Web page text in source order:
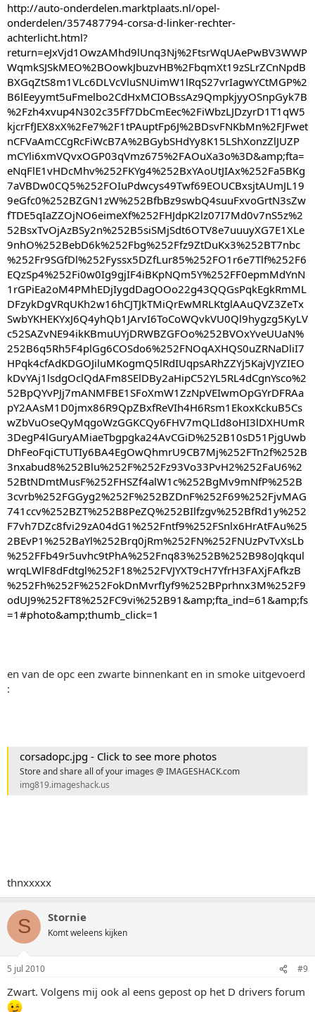
http://auto-onderdelen.marktplaats.nl/opel-
onderdelen/357487794-corsa-d-linker-rechter-
achterlicht.html?
return=eJxVjd1OwzAMhd9lUnq3Nj%2FtsrWqUAePwBV3WWP
WqmkSJSkMEO%2BOowkJbuzvHB%2FbqmXt19zSLrZCnNpdB
BXGqZtS8m1VLc6DLVcVluSNUimW1lRqS27vrIagwYCtMGP%2
B6lEeyymt5uFmelbo2CdHxMCIOBssAz9QmpkjyyOSnpGyk7B
%2Fzh4xvup4N302c35Ff7DbCmEec%2FiWbzLJDzyrD1T1qW5
kjcrFfJEX8xX%2Fe7%2F1tPAuptFp6J%2BDsvFNKbMn%2FJFwet
nCFVaAmCCgRcFiWcB7A%2BGybSHdYy8K15LShXonzZlJUZP
mCYli6xmVQvxOGP03qVmz675%2FAOuXa3o%3D&amp;fta=
eNqFlE1vHDcMhv%252FKYg4%252BxYAoUtJIAx%252Fa5BKg
7aVBDw0CQ5%252FOIuPdwcys49Twf69EOUCBxsjtAUmJL19
9eGfc0%252BZGN1zW%252BfbBz9swbQ4suuFxvoGrtN3sZw
fTDE5qIaZZOjNO6eimeXf%252FHJdpK2lz07I7Md0v7nS5z%2
52BsxTvOjAzBSy2n%252B5siSMjSdt6OTV8e7uuuyXG7E1XLe
9nhO%252BebD6k%252Fbg%252Ffz9ZtDuKx3%252BT7nbc
%252Fr9SGfDl%252Fyssx5DZfLur85%252FO1r6e7Tlf%252F6
EQzSp4%252Fi0w0Ig9gjIF4iBKpNQm5Y%252FF0epmMdYnN
1rGPiEa2oM4PMhEDjIygdDagOOo22g43QQGsPqkEgkRmML
DFzykDgVRqUKh2w16hCJTJkTMiQrEwMRLKtglAAuQVZ3ZeTx
SwbYKHEKYxJ6Q4yhQb1JArvI6ToCoWQvkVU0Ql9hygzg5KyLV
c52SAZvNE94ikKBmuUYjDRWBZGFOo%252BVOxYveUUaN%
252B6q5Rh5F4plGg6COSdo6%252FNOqAXHQS0uZRNaDliI7
HPqk4cfAdKDGOJiluMKogmQ5lRdIUqpsARhZZYj5KajVJYZIEO
kDvYAj1lsdgOclQdAFm8SElDBy2aHipC52YL5RL4dCgnYsco%2
52BpQYvPJj7mANMFBE1SFoXmW1ZzNpVEIwmOpGYrDFRAa
pY2AAsM1D0jmx86R9QpZBxfReVIh4H6Rsm1EkoxKckuB5Cs
wZbVuOseQyMqgoWzGGKCQy6FHV7mQLId8oHI3lDXHUmR
3DegP4lGuryAMiaeTbgpgka24AvCGiD%252B10sD51PjgUwb
DhFeoFqiCTUTIy6BA4EgOwQhmrU9CB7Mj%252FTn2f%252B
3nxabud8%252Blu%252F%252Fz93Vo33PvH2%252FaU6%2
52BtNDmtMusF%252FHSZf4alW1c%252BgMv9mNfP%252B
3cvrb%252FGGyg2%252F%252BZDnF%252F69%252FjvMAG
741ccv%252BZT%252B8PeZQ%252BIlfzgv%252BfRd1y%252
F7vh7DZc8fvi29zA04dG1%252Fntf9%252FSnlx6HrAtFAu%25
2BEvP1%252BaYl%252Brq0jRm%252FN%252FNUzPvTvXsLb
%252FFb49r5uvhc9tPhA%252Fnq83%252B%252B98oJqkqul
wrqLWlF8dFdtgl%252F18%252FVJYXT9cH7YfrH3FAXjFAfkzB
%252Fh%252F%252FokDnMvrfIyf9%252BPprhnx3M%252F9
odUJ9%252FT8%252FC9vi%252B91&amp;fta_ind=61&amp;fs
=1#photo&amp;thumb_click=1
en van de opc een zwarte binnenkant en in smoke uitgevoerd
:
corsadopc.jpg - Click to see more photos
Store and share all of your images @ IMAGESHACK.com
img819.imageshack.us
thnxxxxx
S Stornie
Komt weleens kijken
5 jul 2010 #9
Zwart. Volgens mij ook al eens gepost op het D drivers forum